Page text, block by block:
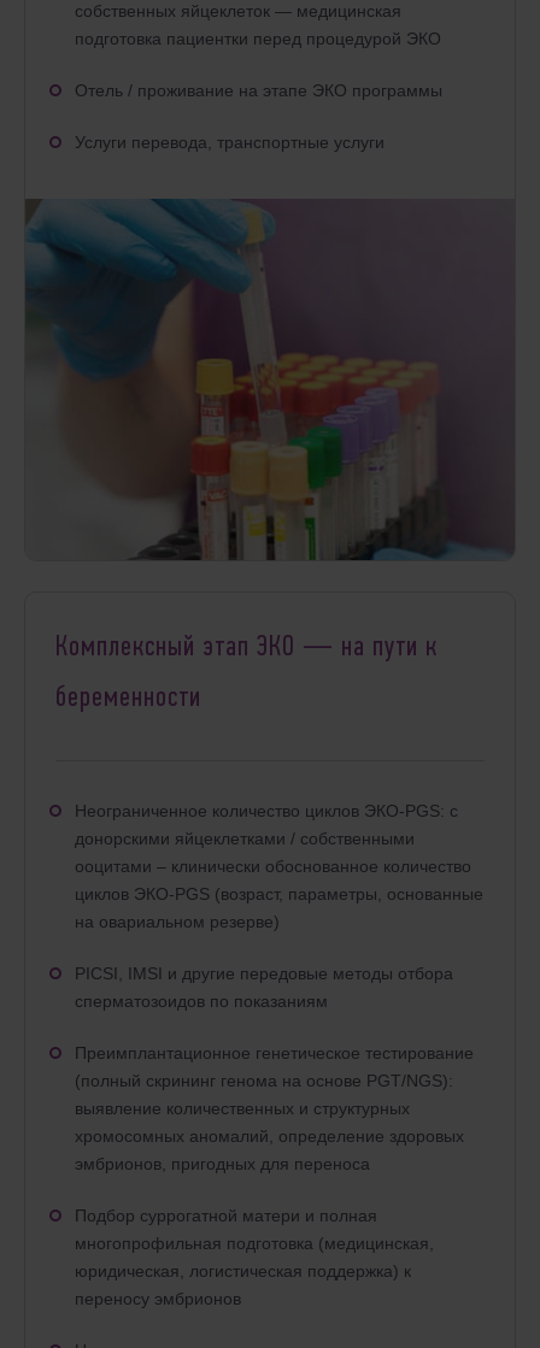
собственных яйцеклеток — медицинская
подготовка пациентки перед процедурой ЭКО
Отель / проживание на этапе ЭКО программы
Услуги перевода, транспортные услуги
Комплексный этап ЭКО — на пути к
беременности
Неограниченное количество циклов ЭКО-PGS: с
донорскими яйцеклетками / собственными
ооцитами – клинически обоснованное количество
циклов ЭКО-PGS (возраст, параметры, основанные
на овариальном резерве)
PICSI, ІMSI и другие передовые методы отбора
сперматозоидов по показаниям
Преимплантационное генетическое тестирование
(полный скрининг генома на основе PGT/NGS):
выявление количественных и структурных
хромосомных аномалий, определение здоровых
эмбрионов, пригодных для переноса
Подбор суррогатной матери и полная
многопрофильная подготовка (медицинская,
юридическая, логистическая поддержка) к
переносу эмбрионов